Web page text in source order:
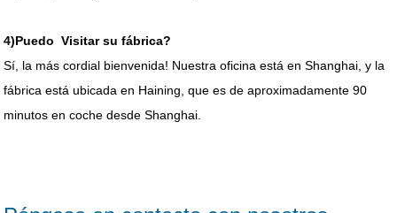
4)Puedo Visitar su fábrica?
Sí, la más cordial bienvenida! Nuestra oficina está en Shanghai, y la
fábrica está ubicada en Haining, que es de aproximadamente 90
minutos en coche desde Shanghai.